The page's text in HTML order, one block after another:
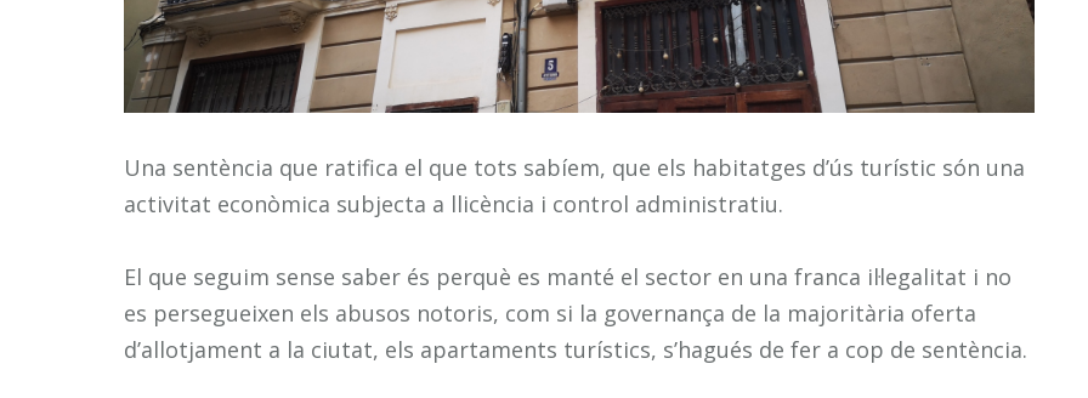
Una sentència que ratifica el que tots sabíem, que els habitatges d’ús turístic són una
activitat econòmica subjecta a llicència i control administratiu.
El que seguim sense saber és perquè es manté el sector en una franca il·legalitat i no
es persegueixen els abusos notoris, com si la governança de la majoritària oferta
d’allotjament a la ciutat, els apartaments turístics, s’hagués de fer a cop de sentència.